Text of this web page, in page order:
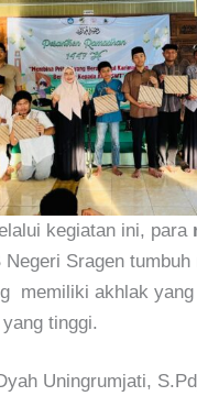
kegiatan ini, para
Negeri Sragen tumbuh
memiliki akhlak
tinggi.
Uningrumjati,